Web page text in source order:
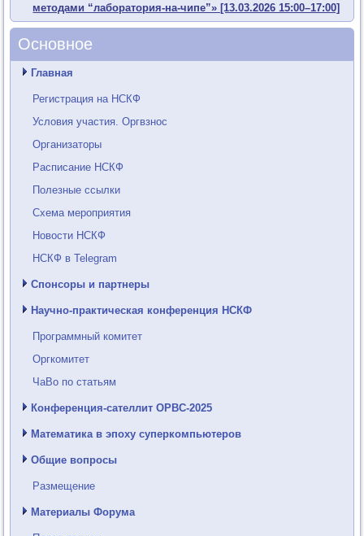
методами “лаборатория-на-чипе”» [13.03.2026 15:00–17:00]
Основное
Главная
Регистрация на НСКФ
Условия участия. Оргвзнос
Организаторы
Расписание НСКФ
Полезные ссылки
Схема мероприятия
Новости НСКФ
НСКФ в Telegram
Спонсоры и партнеры
Научно-практическая конференция НСКФ
Программный комитет
Оргкомитет
ЧаВо по статьям
Конференция-сателлит ОРВС-2025
Математика в эпоху суперкомпьютеров
Общие вопросы
Размещение
Материалы Форума